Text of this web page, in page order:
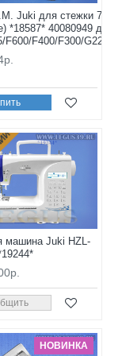
Juki для стежки 7мм,
*18587* 40080949 для
F600/F400/F300/G220/
машина Juki HZL-
НОВИНКА